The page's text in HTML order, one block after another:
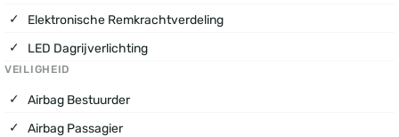
Elektronische Remkrachtverdeling
LED Dagrijverlichting
VEILIGHEID
Airbag Bestuurder
Airbag Passagier